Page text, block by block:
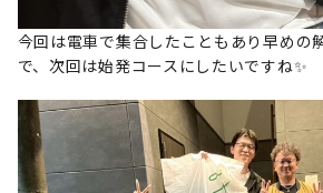
今回は電車で集合したこともあり早めの
で、次回は始発コースにしたいですね✨️